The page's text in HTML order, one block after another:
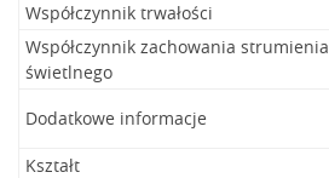
Współczynnik trwałości
Współczynnik zachowania strumienia
świetlnego
Dodatkowe informacje
Kształt